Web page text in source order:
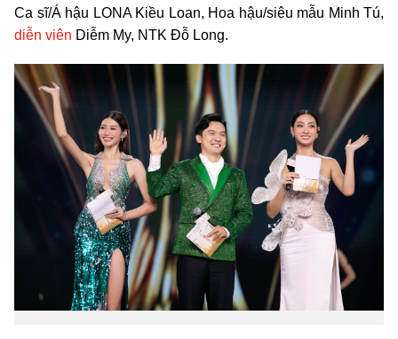
Ca sĩ/Á hậu LONA Kiều Loan, Hoa hậu/siêu mẫu Minh Tú,
diễn viên Diễm My, NTK Đỗ Long.